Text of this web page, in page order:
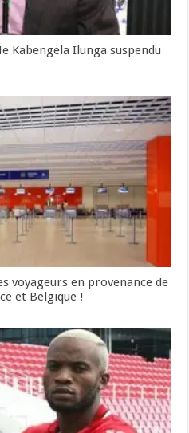
Kabengela Ilunga suspendu
voyageurs en provenance de
et Belgique !